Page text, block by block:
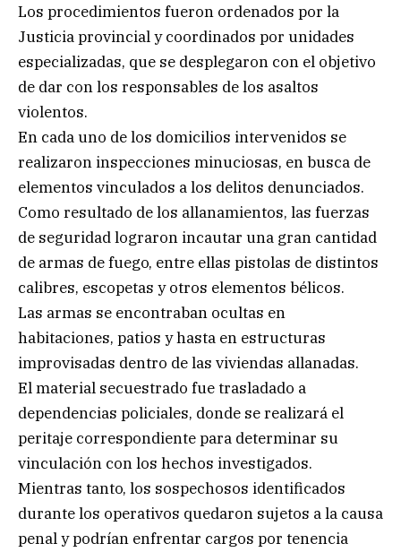
Los procedimientos fueron ordenados por la
Justicia provincial y coordinados por unidades
especializadas, que se desplegaron con el objetivo
de dar con los responsables de los asaltos
violentos.
En cada uno de los domicilios intervenidos se
realizaron inspecciones minuciosas, en busca de
elementos vinculados a los delitos denunciados.
Como resultado de los allanamientos, las fuerzas
de seguridad lograron incautar una gran cantidad
de armas de fuego, entre ellas pistolas de distintos
calibres, escopetas y otros elementos bélicos.
Las armas se encontraban ocultas en
habitaciones, patios y hasta en estructuras
improvisadas dentro de las viviendas allanadas.
El material secuestrado fue trasladado a
dependencias policiales, donde se realizará el
peritaje correspondiente para determinar su
vinculación con los hechos investigados.
Mientras tanto, los sospechosos identificados
durante los operativos quedaron sujetos a la causa
penal y podrían enfrentar cargos por tenencia